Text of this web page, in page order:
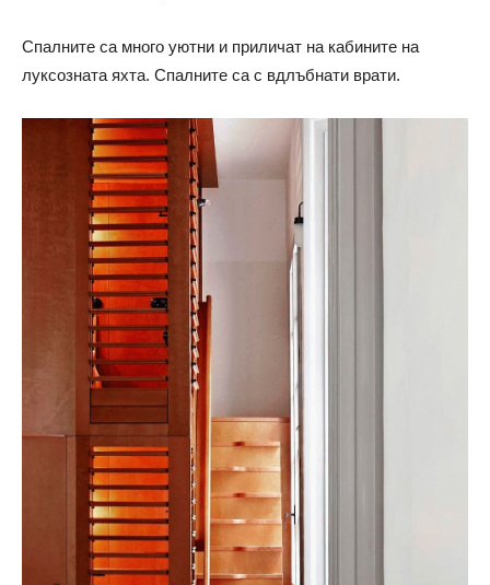
Спалните са много уютни и приличат на кабините на
луксозната яхта. Спалните са с вдлъбнати врати.